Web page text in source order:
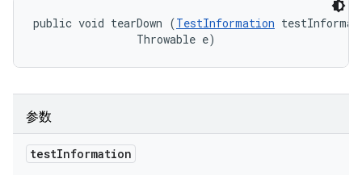
public void tearDown (TestInformation
                Throwable e)
参数
testInformation